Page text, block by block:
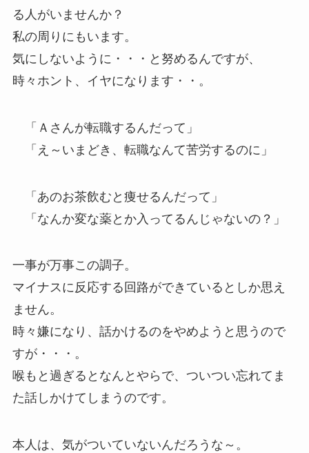
る人がいませんか？
私の周りにもいます。
気にしないように・・・と努めるんですが、
時々ホント、イヤになります・・。
「Ａさんが転職するんだって」
「え～いまどき、転職なんて苦労するのに」
「あのお茶飲むと痩せるんだって」
「なんか変な薬とか入ってるんじゃないの？」
一事が万事この調子。
マイナスに反応する回路ができているとしか思え
ません。
時々嫌になり、話かけるのをやめようと思うので
すが・・・。
喉もと過ぎるとなんとやらで、ついつい忘れてま
た話しかけてしまうのです。
本人は、気がついていないんだろうな～。